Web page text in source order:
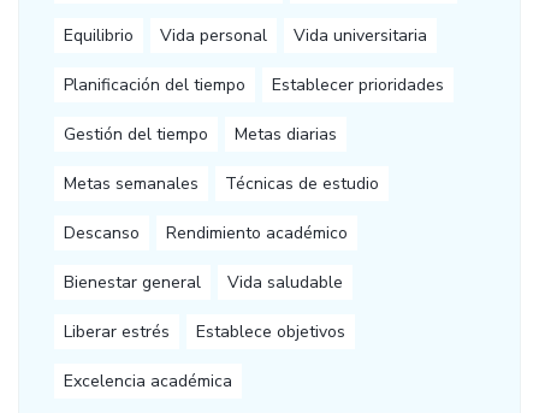
Equilibrio Vida personal Vida universitaria
Planificación del tiempo Establecer prioridades
Gestión del tiempo Metas diarias
Metas semanales Técnicas de estudio
Descanso Rendimiento académico
Bienestar general Vida saludable
Liberar estrés Establece objetivos
Excelencia académica